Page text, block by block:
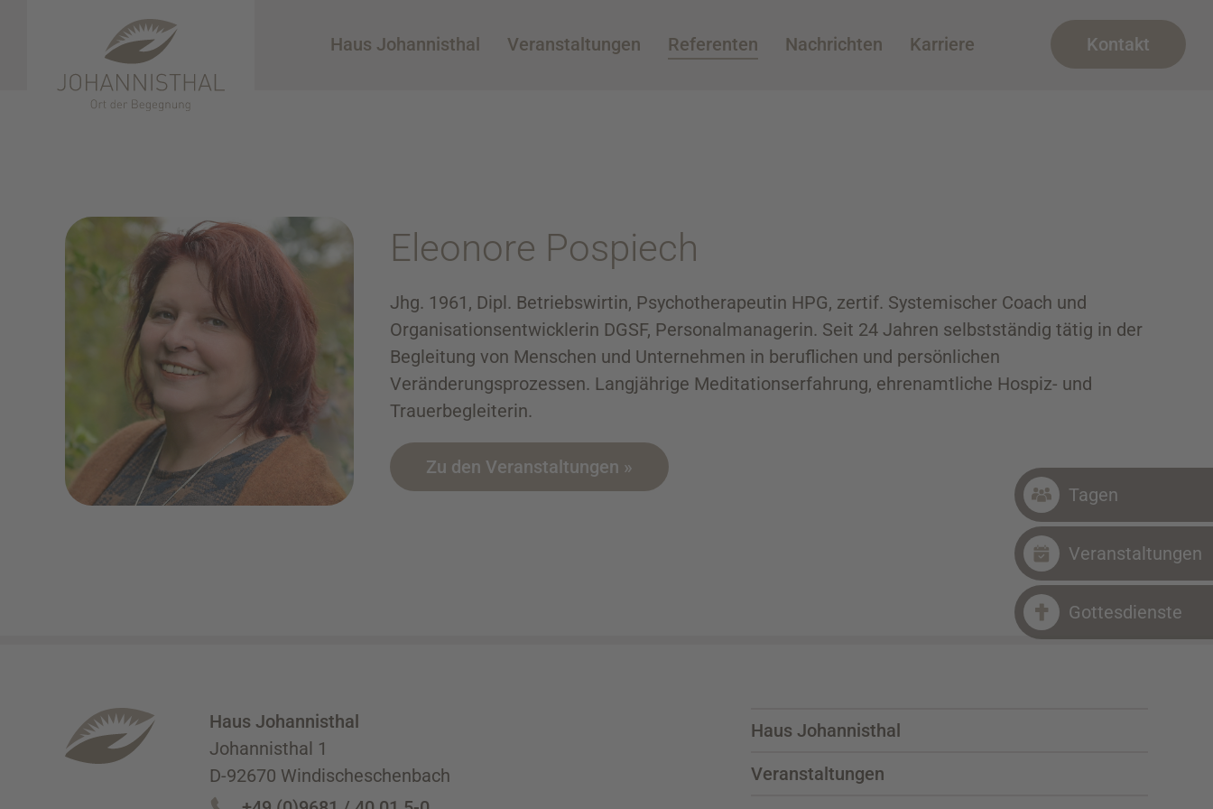
Haus Johannisthal Veranstaltungen Referenten Nachrichten Karriere Kontakt
Eleonore Pospiech
Jhg. 1961, Dipl. Betriebswirtin, Psychotherapeutin HPG, zertif. Systemischer Coach und
Organisationsentwicklerin DGSF, Personalmanagerin. Seit 24 Jahren selbstständig tätig in der
Begleitung von Menschen und Unternehmen in beruflichen und persönlichen
Veränderungsprozessen. Langjährige Meditationserfahrung, ehrenamtliche Hospiz- und
Trauerbegleiterin.
Zu den Veranstaltungen »
Haus Johannisthal
Johannisthal 1
D-92670 Windischeschenbach
Haus Johannisthal
Veranstaltungen
Tagen
Veranstaltungen
Gottesdienste